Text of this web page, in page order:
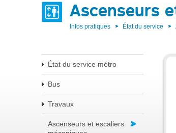
Ascenseurs
Infos pratiques État du service
État du service métro
Bus
Travaux
Ascenseurs et escaliers